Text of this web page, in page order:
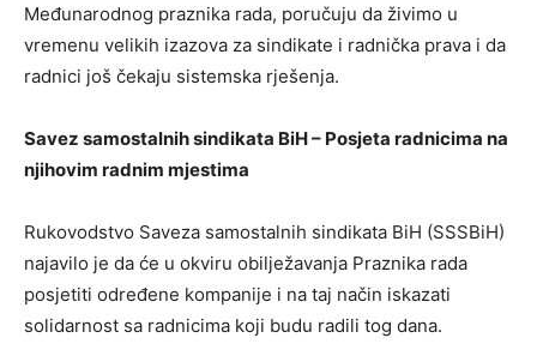
Međunarodnog praznika rada, poručuju da živimo u
vremenu velikih izazova za sindikate i radnička prava i da
radnici još čekaju sistemska rješenja.
Savez samostalnih sindikata BiH – Posjeta radnicima na
njihovim radnim mjestima
Rukovodstvo Saveza samostalnih sindikata BiH (SSSBiH)
najavilo je da će u okviru obilježavanja Praznika rada
posjetiti određene kompanije i na taj način iskazati
solidarnost sa radnicima koji budu radili tog dana.